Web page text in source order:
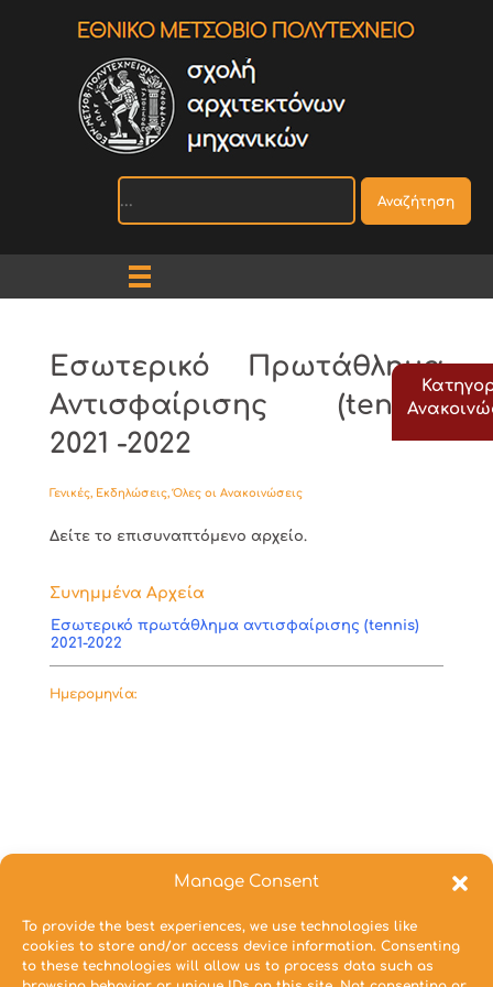
Manage Consent
To provide the best experiences, we use technologies like
cookies to store and/or access device information. Consenting
to these technologies will allow us to process data such as
Αναζήτηση
Εσωτερικό Πρωτάθλημα
Αντισφαίρισης (tennis)
2021 -2022
Γενικές, Εκδηλώσεις,Όλες οι Ανακοινώσεις
Δείτε το επισυναπτόμενο αρχείο.
Συνημμένα Αρχεία
Εσωτερικό πρωτάθλημα αντισφαίρισης (tennis)
2021-2022
Ημερομηνία: